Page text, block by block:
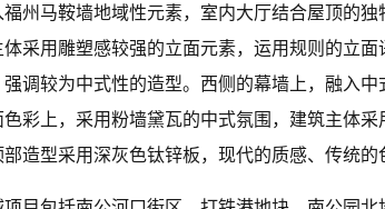
州马鞍墙地域性元素，室内大厅结合屋顶的独
采用雕塑感较强的立面元素，运用规则的立
调较为中式性的造型。西侧的幕墙上，融入
色彩上，采用粉墙黛瓦的中式氛围，建筑主体
造型采用深灰色钛锌板，现代的质感、传统的